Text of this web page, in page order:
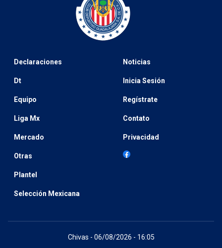
Declaraciones
Dt
Equipo
Liga Mx
Mercado
Otras
Plantel
Selección Mexicana
Noticias
Inicia Sesión
Regístrate
Contato
Privacidad
Chivas - 06/08/2026 - 16:05